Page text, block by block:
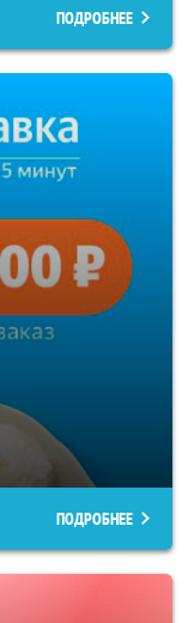
ПОДРОБНЕЕ
ПОДРОБНЕЕ